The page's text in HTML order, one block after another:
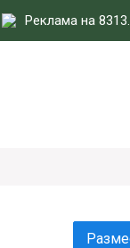
Реклама на